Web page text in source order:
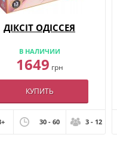
ДІКСІТ ОДІССЕЯ
В НАЛИЧИИ
1649 грн
КУПИТЬ
30 - 60 3 - 12